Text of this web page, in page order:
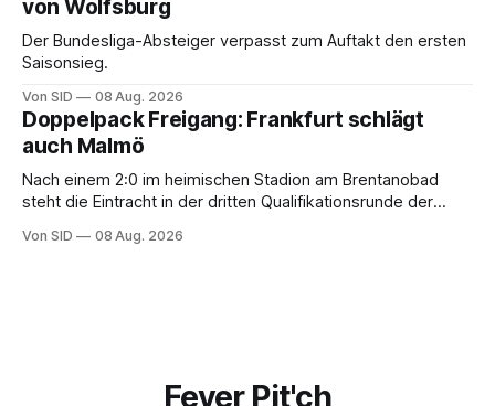
von Wolfsburg
Der Bundesliga-Absteiger verpasst zum Auftakt den ersten
Saisonsieg.
Von SID 08 Aug. 2026
Doppelpack Freigang: Frankfurt schlägt
auch Malmö
Nach einem 2:0 im heimischen Stadion am Brentanobad
steht die Eintracht in der dritten Qualifikationsrunde der
Von SID 08 Aug. 2026
Fever Pit'ch